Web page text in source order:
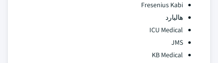
Fresenius Kabi
هاليارد
ICU Medical
JMS
KB Medical